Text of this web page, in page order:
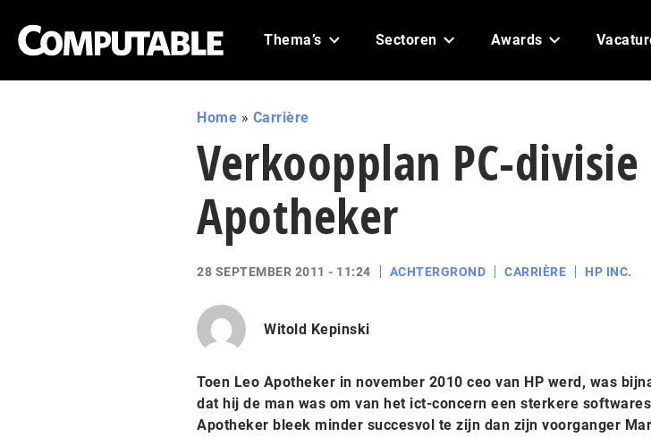
Thema’s Sectoren Awards
Home » Carrière
Verkoopplan PC-
Apotheker
28 SEPTEMBER 2011 - 11:24 ACHTERGROND CARRIÈRE HP INC.
Witold Kepinski
Toen Leo Apotheker in november 2010 ceo van HP werd, was
dat hij de man was om van het ict-concern een sterkere
Apotheker bleek minder succesvol te zijn dan zijn voorganger